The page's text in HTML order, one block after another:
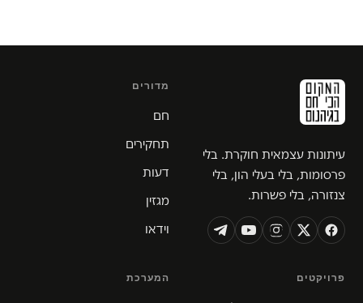
עיתונות עצמאית חוקרת. בלי
פרסומות, בלי בעלי הון, בלי
צנזורה, בלי פשרות.
מדורים
חם
תחקירים
דעות
מגזין
וידאו
פרויקטים המערכת